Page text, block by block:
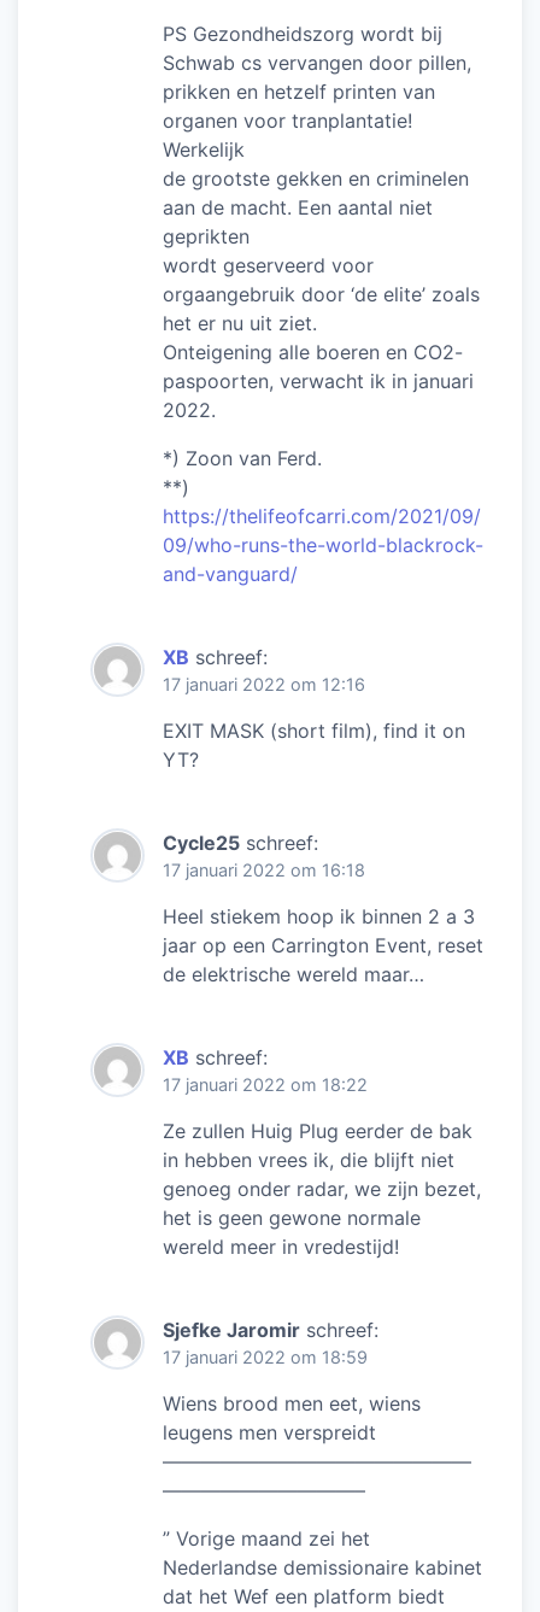
PS Gezondheidszorg wordt bij
Schwab cs vervangen door pillen,
prikken en hetzelf printen van
organen voor tranplantatie!
Werkelijk
de grootste gekken en criminelen
aan de macht. Een aantal niet
geprikten
wordt geserveerd voor
orgaangebruik door ‘de elite’ zoals
het er nu uit ziet.
Onteigening alle boeren en CO2-
paspoorten, verwacht ik in januari
2022.
*) Zoon van Ferd.
**)
https://thelifeofcarri.com/2021/09/
09/who-runs-the-world-blackrock-
and-vanguard/
XB schreef:
17 januari 2022 om 12:16
EXIT MASK (short film), find it on
YT?
Cycle25 schreef:
17 januari 2022 om 16:18
Heel stiekem hoop ik binnen 2 a 3
jaar op een Carrington Event, reset
de elektrische wereld maar…
XB schreef:
17 januari 2022 om 18:22
Ze zullen Huig Plug eerder de bak
in hebben vrees ik, die blijft niet
genoeg onder radar, we zijn bezet,
het is geen gewone normale
wereld meer in vredestijd!
Sjefke Jaromir schreef:
17 januari 2022 om 18:59
Wiens brood men eet, wiens
leugens men verspreidt
————————————————
——————————–
” Vorige maand zei het
Nederlandse demissionaire kabinet
dat het Wef een platform biedt